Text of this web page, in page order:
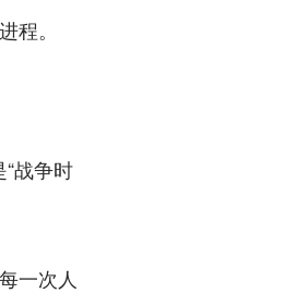
。
战争时
一次人